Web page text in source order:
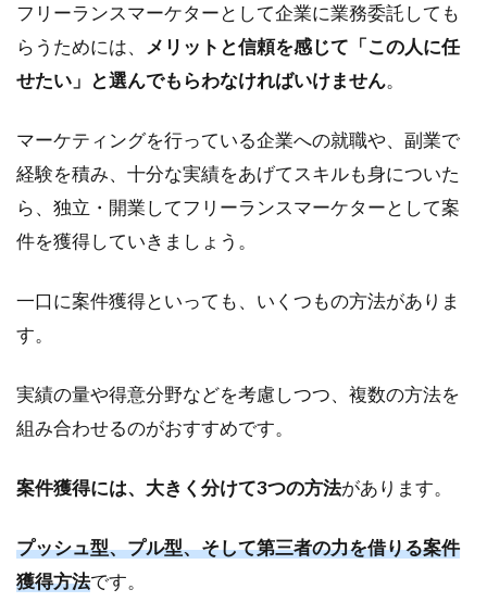
得意
の案
件を
すい
「プ
ュ
型」
①：
送る
2.2
クラ
シン
グを
利用
フリーランスマーケターとして企業に業務委託しても
らうためには、
メリットと信頼を感じて「この人に任
せたい」と選んでもらわなければいけません。
マーケティングを行っている企業への就職や、副業で
経験を積み、十分な実績をあげてスキルも身についた
ら、独立・開業してフリーランスマーケターとして案
件を獲得していきましょう。
一口に案件獲得といっても、いくつもの方法がありま
す。
実績の量や得意分野などを考慮しつつ、複数の方法を
組み合わせるのがおすすめです。
案件獲得には、大きく分けて3つの方法があります。
プッシュ型、プル型、そして第三者の力を借りる案件
獲得方法です。